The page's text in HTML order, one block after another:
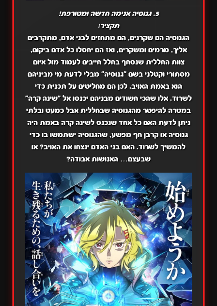
5. גנוסיה אנימה חדשה ומטורפת!
תקציר:
הגנוסיה הם שקרנים, הם מתחזים לבני אדם, מתקרבים
אליך, מרמים ומשקרים, ואז הם יחסלו כל אדם ביקום,
צוות החללית שנסחף בחלל חייבים לעמוד מול איום
מסתורי וקטלני בשם "גנוסיה" מבלי לדעת מי מביניהם
הוא באמת האויב. לכן הם מחליטים על תכנית כדי
לשרוד, אלו שהכי חשודים מבניהם יכנסו אל "שינה קרה"
במטרה להיפטר מהגנוסיה שבחללית אבל כמעט ובלתי
ניתן לדעת האם כל אחד שנכנס לשינה קרה באמת היה
גנוסיה או קרבן חף מפשע, שהגנוסיה ישתמשו בו כדי
להמשיך לשרוד. האם בני האדם ינצחו את האויב? או
שבעצם… האנושות אבודה?